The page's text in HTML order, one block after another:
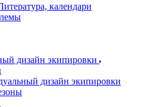
календари
дизайн экипировки
дизайн экипировки